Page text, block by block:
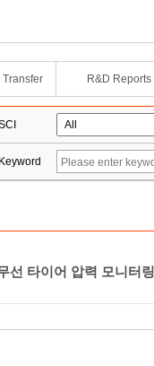
R&D Reports
Keyword
선 타이어 압력 모니터